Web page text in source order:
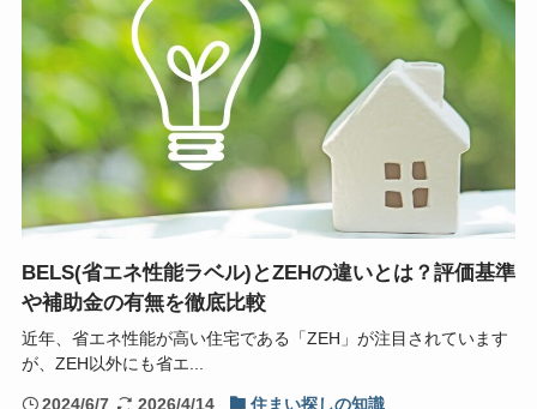
BELS(省エネ性能ラベル)とZEHの違いとは？評価基準
や補助金の有無を徹底比較
近年、省エネ性能が高い住宅である「ZEH」が注目されています
が、ZEH以外にも省エ...
2024/6/7 2026/4/14 住まい探しの知識